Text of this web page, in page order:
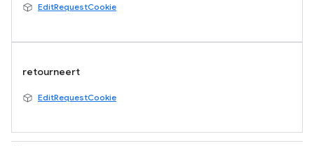
EditRequestCookie
retourneert
EditRequestCookie